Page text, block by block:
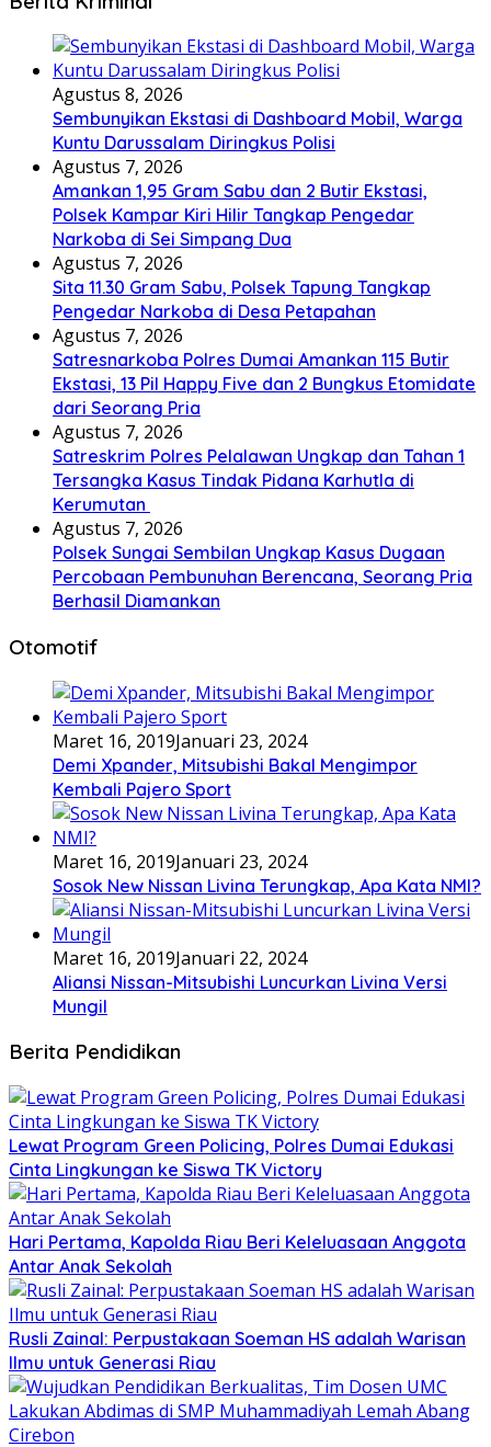
Agustus 8, 2026
Sembunyikan Ekstasi di Dashboard Mobil, Warga
Kuntu Darussalam Diringkus Polisi
Agustus 7, 2026
Amankan 1,95 Gram Sabu dan 2 Butir Ekstasi,
Polsek Kampar Kiri Hilir Tangkap Pengedar
Narkoba di Sei Simpang Dua
Agustus 7, 2026
Sita 11.30 Gram Sabu, Polsek Tapung Tangkap
Pengedar Narkoba di Desa Petapahan
Agustus 7, 2026
Satresnarkoba Polres Dumai Amankan 115 Butir
Ekstasi, 13 Pil Happy Five dan 2 Bungkus Etomidate
dari Seorang Pria
Agustus 7, 2026
Satreskrim Polres Pelalawan Ungkap dan Tahan 1
Tersangka Kasus Tindak Pidana Karhutla di
Kerumutan
Agustus 7, 2026
Polsek Sungai Sembilan Ungkap Kasus Dugaan
Percobaan Pembunuhan Berencana, Seorang Pria
Berhasil Diamankan
Otomotif
Maret 16, 2019Januari 23, 2024
Demi Xpander, Mitsubishi Bakal Mengimpor
Kembali Pajero Sport
Maret 16, 2019Januari 23, 2024
Sosok New Nissan Livina Terungkap, Apa Kata NMI?
Maret 16, 2019Januari 22, 2024
Aliansi Nissan-Mitsubishi Luncurkan Livina Versi
Mungil
Berita Pendidikan
Lewat Program Green Policing, Polres Dumai Edukasi
Cinta Lingkungan ke Siswa TK Victory
Hari Pertama, Kapolda Riau Beri Keleluasaan Anggota
Antar Anak Sekolah
Rusli Zainal: Perpustakaan Soeman HS adalah Warisan
Ilmu untuk Generasi Riau